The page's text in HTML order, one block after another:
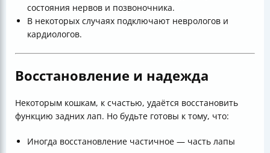
состояния нервов и позвоночника.
В некоторых случаях подключают неврологов и
кардиологов.
Восстановление и надежда
Некоторым кошкам, к счастью, удаётся восстановить
функцию задних лап. Но будьте готовы к тому, что:
Иногда восстановление частичное — часть лапы